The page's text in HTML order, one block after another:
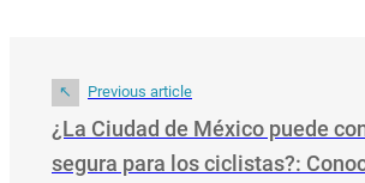
Previous article
¿La Ciudad de México puede
segura para los ciclistas?: